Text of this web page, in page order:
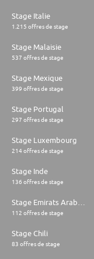
Stage Italie
1.215 offres de stage
Stage Malaisie
537 offres de stage
Stage Mexique
399 offres de stage
Stage Portugal
297 offres de stage
Stage Luxembourg
214 offres de stage
Stage Inde
136 offres de stage
112 offres de stage
Stage Chili
83 offres de stage